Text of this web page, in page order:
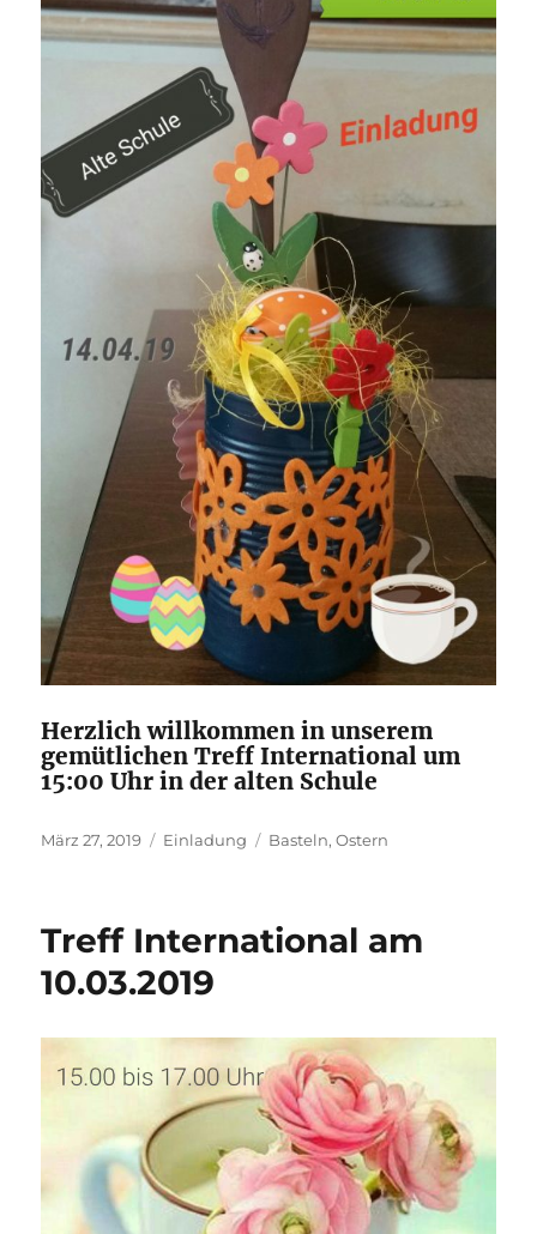
Herzlich willkommen in unserem
gemütlichen Treff International um
15:00 Uhr in der alten Schule
Veröffentlicht
März 27, 2019 Kategorien
Einladung Schlagwörter
Basteln,Ostern
Treff International am
10.03.2019